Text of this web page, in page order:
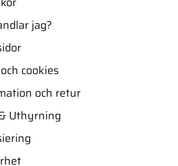
jag?
cookies
och retur
Uthyrning